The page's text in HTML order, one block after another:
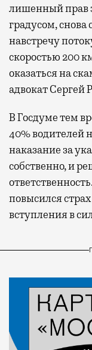
лишенный прав
градусом, снова
навстречу
скоростью 200
оказаться на
адвокат Сергей
В Госдуме тем
40% водителей
наказание за
собственно, и
повысился
вступления в